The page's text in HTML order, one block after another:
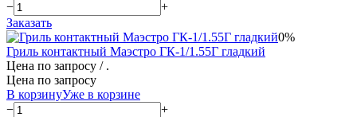
−
+
Заказать
0%
Гриль контактный Маэстро ГК-1/1.55Г гладкий
Цена по запросу / .
Цена по запросу
В корзинуУже в корзине
−
+